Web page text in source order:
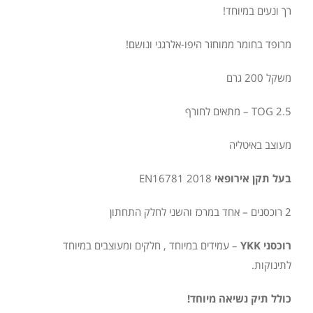
רך ונעים במיוחד!
מרופד בחומר ממוחזר היפו-אלרגני ונושם!
משקל 200 גרם
TOG 2.5 – מתאים לחורף
מעוצב באיטליה
בעל תקן אירופאי
2 רוכסנים – אחד במרכז והשני לחלק התחתון
רוכסני YKK
– עמידים במיוחד , חלקים ומעוצבים במיוחד
לתינוקות.
כולל תיק נשיאה מיוחד!